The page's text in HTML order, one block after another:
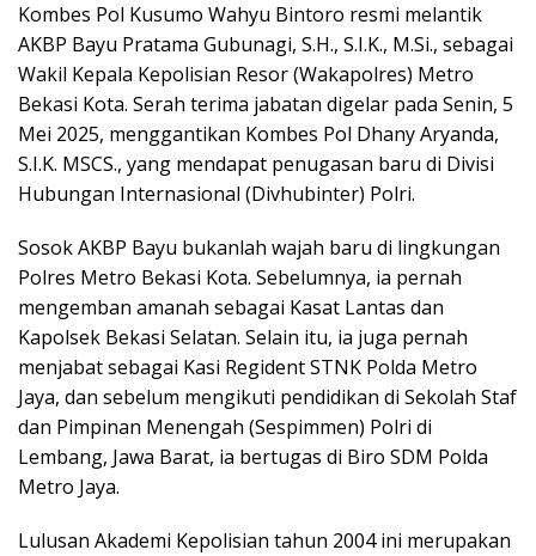
Kombes Pol Kusumo Wahyu Bintoro resmi melantik
AKBP Bayu Pratama Gubunagi, S.H., S.I.K., M.Si., sebagai
Wakil Kepala Kepolisian Resor (Wakapolres) Metro
Bekasi Kota. Serah terima jabatan digelar pada Senin, 5
Mei 2025, menggantikan Kombes Pol Dhany Aryanda,
S.I.K. MSCS., yang mendapat penugasan baru di Divisi
Hubungan Internasional (Divhubinter) Polri.
Sosok AKBP Bayu bukanlah wajah baru di lingkungan
Polres Metro Bekasi Kota. Sebelumnya, ia pernah
mengemban amanah sebagai Kasat Lantas dan
Kapolsek Bekasi Selatan. Selain itu, ia juga pernah
menjabat sebagai Kasi Regident STNK Polda Metro
Jaya, dan sebelum mengikuti pendidikan di Sekolah Staf
dan Pimpinan Menengah (Sespimmen) Polri di
Lembang, Jawa Barat, ia bertugas di Biro SDM Polda
Metro Jaya.
Lulusan Akademi Kepolisian tahun 2004 ini merupakan